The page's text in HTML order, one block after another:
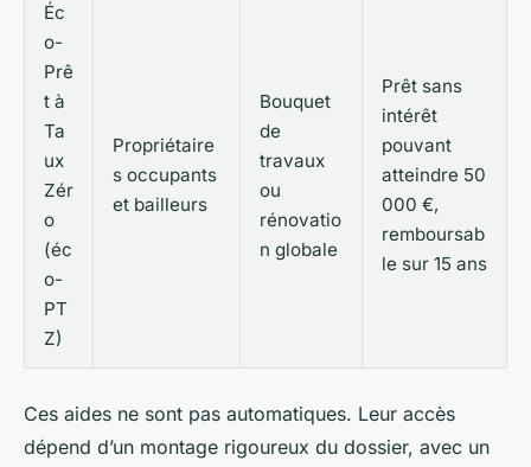
Éc
o-
Prê
t à
Ta
ux
Zér
o
(éc
o-
PT
Z)
Propriétaire
s occupants
et bailleurs
Bouquet
de
travaux
ou
rénovatio
n globale
Prêt sans
intérêt
pouvant
atteindre 50
000 €,
remboursab
le sur 15 ans
Ces aides ne sont pas automatiques. Leur accès
dépend d’un montage rigoureux du dossier, avec un